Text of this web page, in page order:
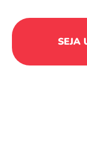
SEJA